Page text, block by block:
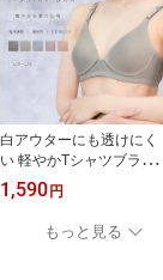
白アウターにも透けにく
い 軽やかTシャツブラ ノ
ンワイヤー A70〜C85 吸
汗速乾 夏ブラ パワーネ
1,590 円
もっと見る